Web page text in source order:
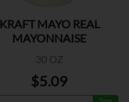
KRAFT MAYO REAL
MAYONNAISE
30 OZ
$5.09